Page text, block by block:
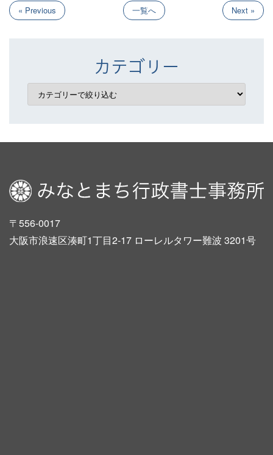
« Previous 一覧へ Next »
カテゴリー
〒556-0017
大阪市浪速区湊町1丁目2-17 ローレルタワー難波 3201号